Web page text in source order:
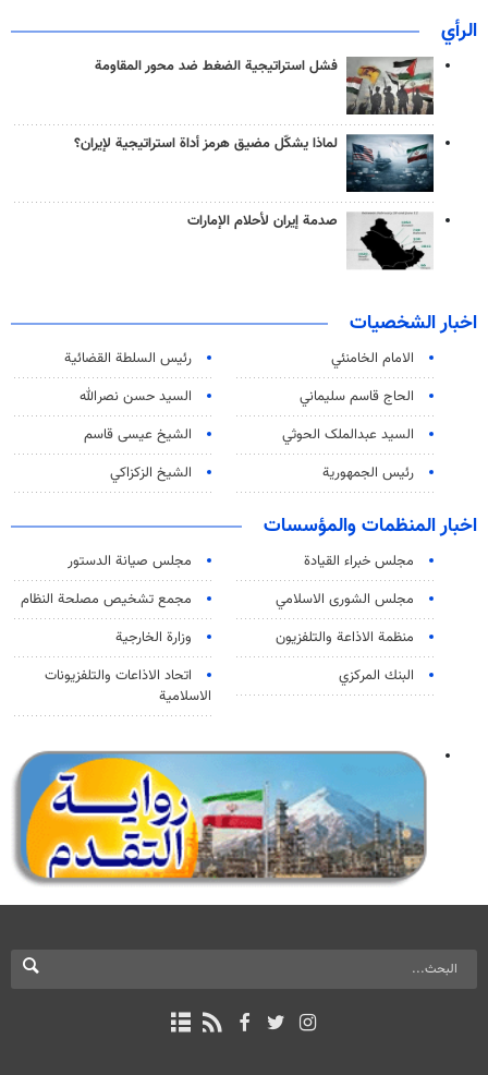
الرأي
فشل استراتيجية الضغط ضد محور المقاومة
لماذا يشكّل مضيق هرمز أداة استراتيجية لإيران؟
صدمة إيران لأحلام الإمارات
اخبار الشخصيات
الامام الخامنئي
رئیس السلطة القضائیة
الحاج قاسم سليماني
السيد حسن نصرالله
السید عبدالملک الحوثي
الشيخ عيسى قاسم
رئيس الجمهورية
الشيخ الزكزاكي
اخبار المنظمات والمؤسسات
مجلس خبراء القيادة
مجلس صيانة الدستور
مجلس الشورى الاسلامي
مجمع تشخيص مصلحة النظام
منظمة الاذاعة والتلفزیون
وزارة الخارجية
البنك المركزي
اتحاد الاذاعات والتلفزيونات
الاسلامية